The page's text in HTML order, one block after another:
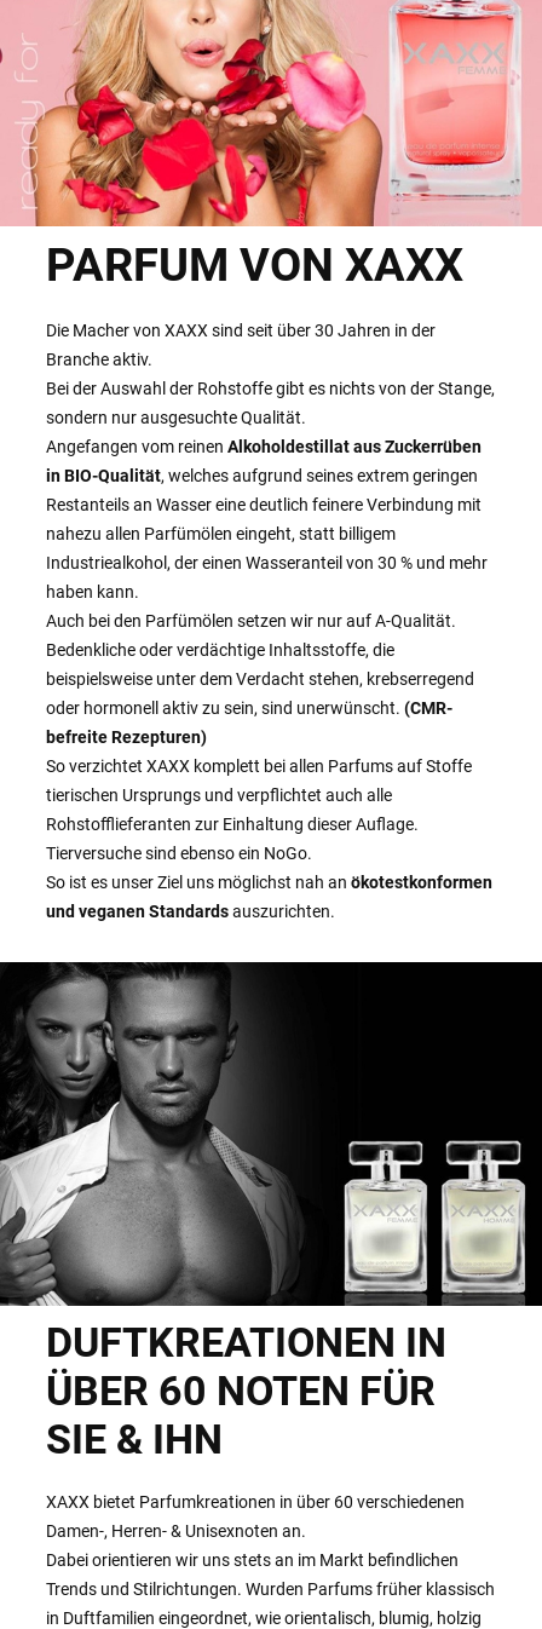
PARFUM VON XAXX
Die Macher von XAXX sind seit über 30 Jahren in der
Branche aktiv.
Bei der Auswahl der Rohstoffe gibt es nichts von der Stange,
sondern nur ausgesuchte Qualität.
Angefangen vom reinenAlkoholdestillat aus Zuckerrüben
in BIO-Qualität, welches aufgrund seines extrem geringen
Restanteils an Wasser eine deutlich feinere Verbindung mit
nahezu allen Parfümölen eingeht, statt billigem
Industriealkohol, der einen Wasseranteil von 30 % und mehr
haben kann.
Auch bei den Parfümölen setzen wir nur auf A-Qualität.
Bedenkliche oder verdächtige Inhaltsstoffe, die
beispielsweise unter dem Verdacht stehen, krebserregend
oder hormonell aktiv zu sein, sind unerwünscht.(CMR-
befreite Rezepturen)
So verzichtet XAXX komplett bei allen Parfums auf Stoffe
tierischen Ursprungs und verpflichtet auch alle
Rohstofflieferanten zur Einhaltung dieser Auflage.
Tierversuche sind ebenso ein NoGo.
So ist es unser Ziel uns möglichst nah anökotestkonformen
und veganen Standardsauszurichten.
DUFTKREATIONEN IN
ÜBER 60 NOTEN FÜR
SIE & IHN
XAXX bietet Parfumkreationen in über 60 verschiedenen
Damen-, Herren- & Unisexnoten an.
Dabei orientieren wir uns stets an im Markt befindlichen
Trends und Stilrichtungen. Wurden Parfums früher klassisch
in Duftfamilien eingeordnet, wie orientalisch, blumig, holzig